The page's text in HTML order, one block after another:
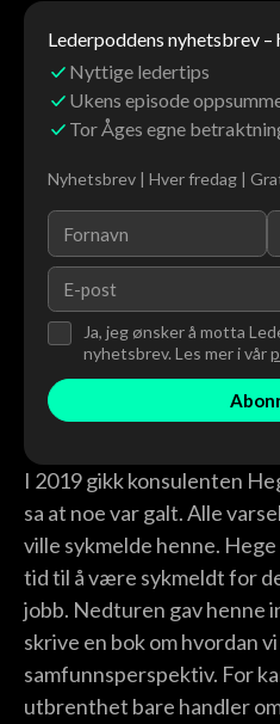
Lederpoddens nyhetsbrev –
Nyttige ledertips
Ukens episode
Tor Åges egne
Nyhetsbrev | Hver fredag |
Ja, jeg ønsker å motta
nyhetsbrev. Les mer i vår
I 2019 gikk konsulenten
sa at noe var galt. Alle
ville sykmelde henne.
tid til å være sykmeldt for
jobb. Nedturen gav henne
skrive en bok om hvordan
samfunnsperspektiv. For
utbrenthet bare handler